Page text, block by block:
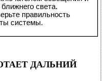
света.
правильность
системы.
ДАЛЬНИЙ